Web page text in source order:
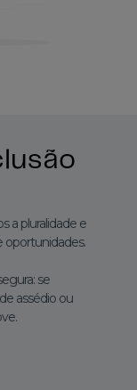
a pluralidade e
oportunidades.
se
assédio ou